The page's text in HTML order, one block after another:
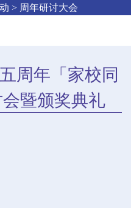
> 周年研讨大会
周年「家校同
暨颁奖典礼